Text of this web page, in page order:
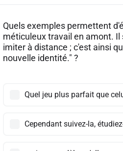
Quels exemples permettent
méticuleux travail en amont.
imiter à distance ; c'est ainsi
nouvelle identité." ?
Quel jeu plus parfait que
Cependant suivez-la,